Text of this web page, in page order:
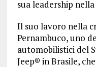
sua leadership
Il suo lavoro nella
Pernambuco, uno
automobilistici del
Jeep® in Brasile,